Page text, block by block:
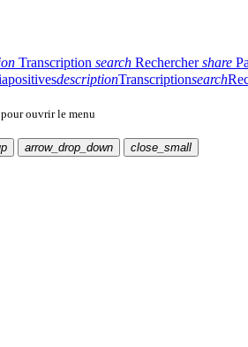
Transcription search Rechercher share
descriptionTranscriptionsearch
ouvrir le menu
arrow_drop_down close_small